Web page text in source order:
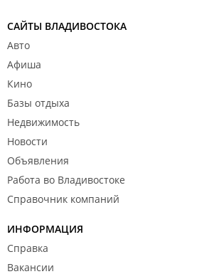
САЙТЫ ВЛАДИВОСТОКА
Авто
Афиша
Кино
Базы отдыха
Недвижимость
Новости
Объявления
Работа во Владивостоке
Справочник компаний
ИНФОРМАЦИЯ
Справка
Вакансии